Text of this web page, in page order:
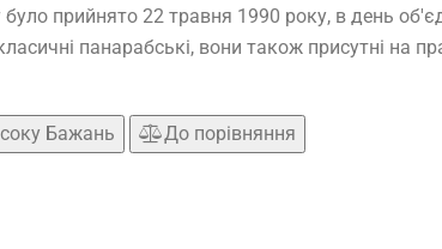
прийнято 22 травня 1990 року, в день
панарабські, вони також присутні на
Бажань
До порівняння